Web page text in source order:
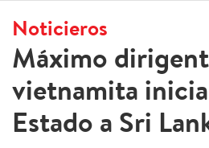
Noticieros
Máximo
vietnamita
Estado a Sri